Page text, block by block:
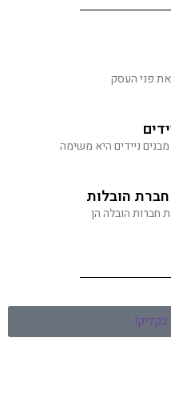
את פני העסק
ניידים היא משימה
הובלות
חברות הובלה הן